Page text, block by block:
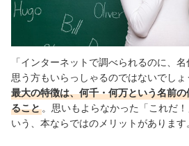
「インターネットで調べられるのに、
思う方もいらっしゃるのではないでしょ
最大の特徴は、何千・何万という名前
ること 。思いもよらなかった「これだ
いう、本ならではのメリットがあります